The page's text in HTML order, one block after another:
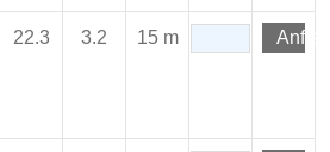
22.3 3.2 15 m